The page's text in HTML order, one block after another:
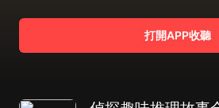
打開APP收聽